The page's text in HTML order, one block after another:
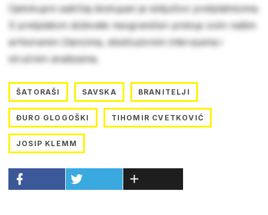
Cjelokupni sadržaj dostupan je isključivo pretplatnicima.
S pretplatom dobivate neograničen pristup svim našim
arhiviranim člancima, ekskluzivnim intervjuima i
stručnim analizama.
ŠATORAŠI SAVSKA BRANITELJI
ĐURO GLOGOŠKI TIHOMIR CVETKOVIĆ
JOSIP KLEMM